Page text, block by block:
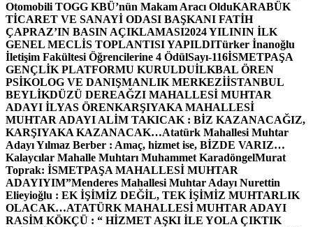
Otomobili TOGG KBÜ’nün Makam Aracı OlduKARABÜK
TİCARET VE SANAYİ ODASI BAŞKANI FATİH
ÇAPRAZ’IN BASIN AÇIKLAMASI2024 YILININ İLK
GENEL MECLİS TOPLANTISI YAPILDITürker İnanoğlu
İletişim Fakültesi Öğrencilerine 4 ÖdülSayı-116İSMETPAŞA
GENÇLİK PLATFORMU KURULDUİLKBAL ÖREN
PSİKOLOG VE DANIŞMANLIK MERKEZİİSTANBUL
BEYLİKDÜZÜ DEREAĞZI MAHALLESİ MUHTAR
ADAYI İLYAS ÖRENKARŞIYAKA MAHALLESİ
MUHTAR ADAYI ALİM TAKICAK : BİZ KAZANACAĞIZ,
KARŞIYAKA KAZANACAK…Atatürk Mahallesi Muhtar
Adayı Yılmaz Berber : Amaç, hizmet ise, BİZDE VARIZ…
Kalaycılar Mahalle Muhtarı Muhammet KaradöngelMurat
Toprak: İSMETPAŞA MAHALLESİ MUHTAR
ADAYIYIM”Menderes Mahallesi Muhtar Adayı Nurettin
Elieyioğlu : EK İŞİMİZ DEĞİL, TEK İŞİMİZ MUHTARLIK
OLACAK…ATATÜRK MAHALLESİ MUHTAR ADAYI
RASİM KÖKÇÜ : “ HİZMET AŞKI İLE YOLA ÇIKTIK